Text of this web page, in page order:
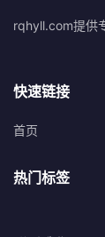
rqhyll.com提供
快速链接
首页
热门标签